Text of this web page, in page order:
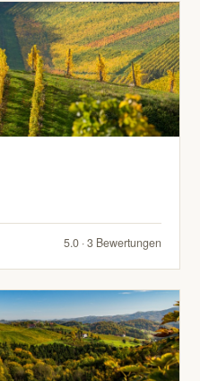
5.0 · 3 Bewertungen